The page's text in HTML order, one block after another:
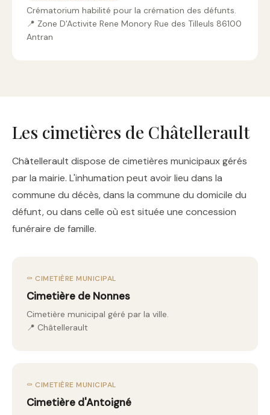
Crématorium habilité pour la crémation des défunts.
📍 Zone D'Activite Rene Monory Rue des Tilleuls 86100
Antran
Les cimetières de Châtellerault
Châtellerault dispose de cimetières municipaux gérés
par la mairie. L'inhumation peut avoir lieu dans la
commune du décès, dans la commune du domicile du
défunt, ou dans celle où est située une concession
funéraire de famille.
⚰️ CIMETIÈRE MUNICIPAL
Cimetière de Nonnes
Cimetière municipal géré par la ville.
📍 Châtellerault
⚰️ CIMETIÈRE MUNICIPAL
Cimetière d'Antoigné